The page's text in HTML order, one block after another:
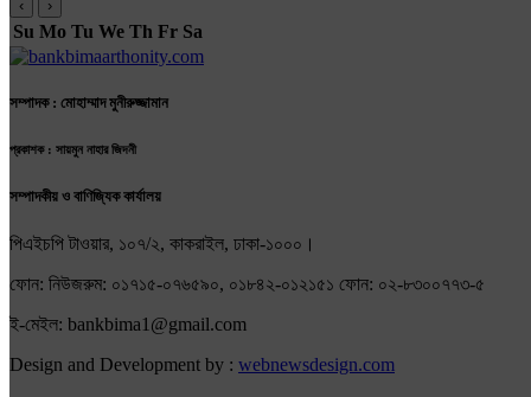
‹ ›
Su Mo Tu We Th Fr Sa
সম্পাদক : মোহাম্মাদ মুনীরুজ্জামান
প্রকাশক : সায়মুন নাহার জিদনী
সম্পাদকীয় ও বাণিজ্যিক কার্যালয়
পিএইচপি টাওয়ার, ১০৭/২, কাকরাইল, ঢাকা-১০০০।
ফোন: নিউজরুম: ০১৭১৫-০৭৬৫৯০, ০১৮৪২-০১২১৫১ ফোন: ০২-৮৩০০৭৭৩-৫
ই-মেইল: bankbima1@gmail.com
Design and Development by : webnewsdesign.com